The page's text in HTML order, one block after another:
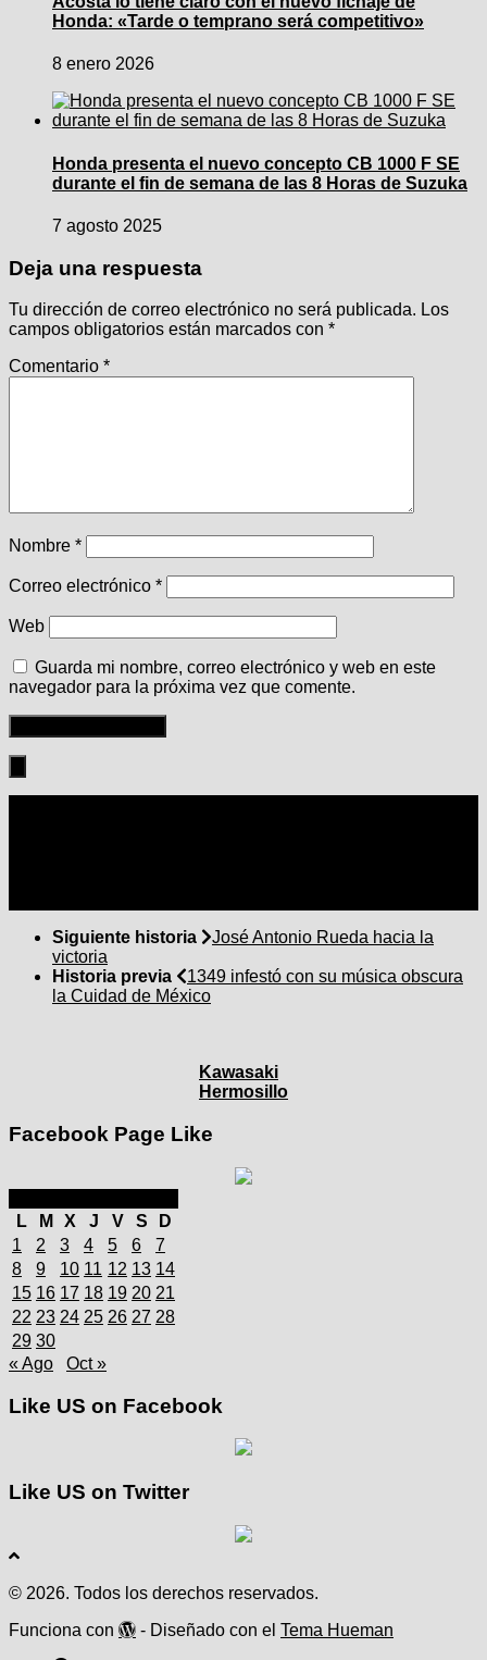
Honda: «Tarde o temprano será competitivo»
8 enero 2026
Honda presenta el nuevo concepto CB 1000 F SE
durante el fin de semana de las 8 Horas de Suzuka
7 agosto 2025
Deja una respuesta
Tu dirección de correo electrónico no será publicada. Los
campos obligatorios están marcados con *
Comentario *
Nombre *
Correo electrónico *
Web
Guarda mi nombre, correo electrónico y web en este
navegador para la próxima vez que comente.
Siguiente historia
José Antonio Rueda hacia la
victoria
Historia previa
1349 infestó con su música obscura
la Cuidad de México
Kawasaki
Hermosillo
Facebook Page Like
L
M X J V S
D
1
2 3 4 5 6
7
8
9 10 11 12 13 14
15 16 17 18 19 20 21
22 23 24 25 26 27 28
29 30
« Ago
Oct »
Like US on Facebook
Like US on Twitter
© 2026. Todos los derechos reservados.
Funciona con
- Diseñado con el Tema Hueman